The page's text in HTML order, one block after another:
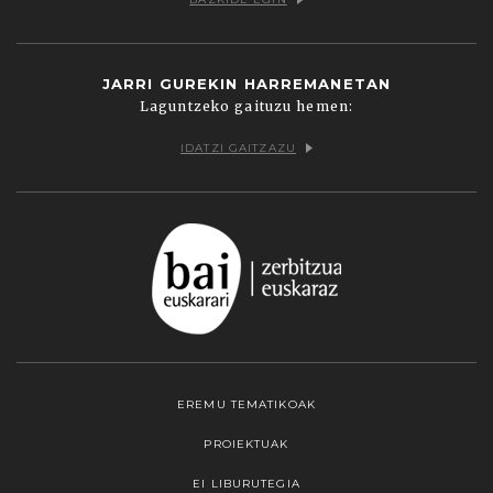
JARRI GUREKIN HARREMANETAN
Laguntzeko gaituzu hemen:
IDATZI GAITZAZU
EREMU TEMATIKOAK
PROIEKTUAK
EI LIBURUTEGIA